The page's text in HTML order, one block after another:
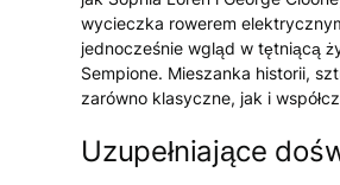
wycieczka rowerem
jednocześnie wgląd w tętniącą
Sempione. Mieszanka historii,
zarówno klasyczne, jak i
Uzupełniające